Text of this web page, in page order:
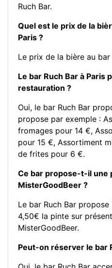
Ruch Bar.
Quel est le prix de la
Paris ?
Le prix de la bière au
Le bar Ruch Bar à Paris
restauration ?
Oui, le bar Ruch Bar
propose par exemple :
fromages pour 14 €,
pour 15 €, Assortiment
de frites pour 6 €.
Ce bar propose-t-il une
MisterGoodBeer ?
Le bar Ruch Bar
4,50€ la pinte sur
MisterGoodBeer.
Peut-on réserver le bar